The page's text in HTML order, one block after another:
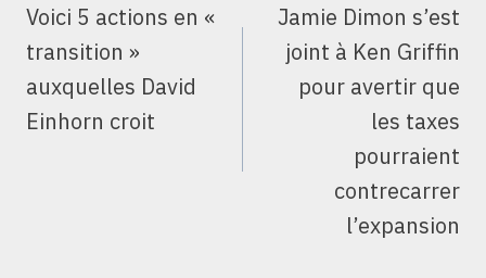
L’ARTICLE
Voici 5 actions en «
transition »
auxquelles David
Einhorn croit
Jamie Dimon s’est
joint à Ken Griffin
pour avertir que
les taxes
pourraient
contrecarrer
l’expansion